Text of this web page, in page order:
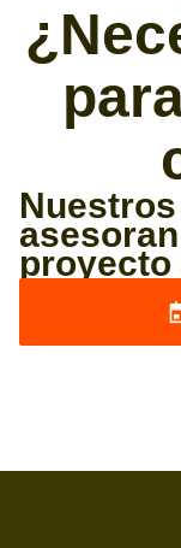
proyecto